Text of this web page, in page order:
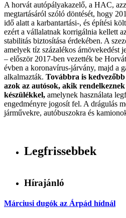
A horvát autópályakazelő, a HAC,
megtartásáról szóló döntését, hogy
idő alatt a karbantartási-, és építési
ezért a vállalatnak korrigálnia kellett
stabilitás biztosítása érdekében. A
amelyek tíz százalékos árnövekedést
– először 2017-ben vezették be
évben a koronavírus-járvány, majd a
alkalmazták. Továbbra is
azok az autósok, akik
készülékkel, amelynek használata
engedményre jogosít fel. A drágulás
járművekre, autóbuszokra és
Legfrissebbek
Hírajánló
Márciusi dugók az Árpád hídnál